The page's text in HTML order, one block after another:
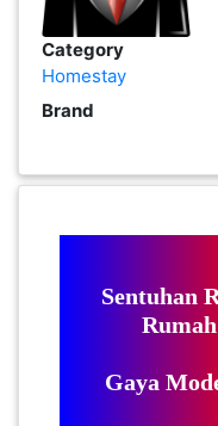
Category
Homestay
Brand
Sentuhan
Gaya
SERVIS(17)
HARTA
SELECT NEGERI